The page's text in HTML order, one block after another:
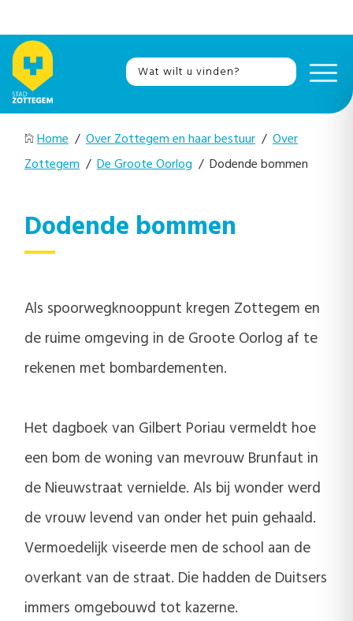
Home / Over Zottegem en haar bestuur / Over
Zottegem / De Groote Oorlog / Dodende bommen
Dodende bommen
Als spoorwegknooppunt kregen Zottegem en
de ruime omgeving in de Groote Oorlog af te
rekenen met bombardementen.
Het dagboek van Gilbert Poriau vermeldt hoe
een bom de woning van mevrouw Brunfaut in
de Nieuwstraat vernielde. Als bij wonder werd
de vrouw levend van onder het puin gehaald.
Vermoedelijk viseerde men de school aan de
overkant van de straat. Die hadden de Duitsers
immers omgebouwd tot kazerne.